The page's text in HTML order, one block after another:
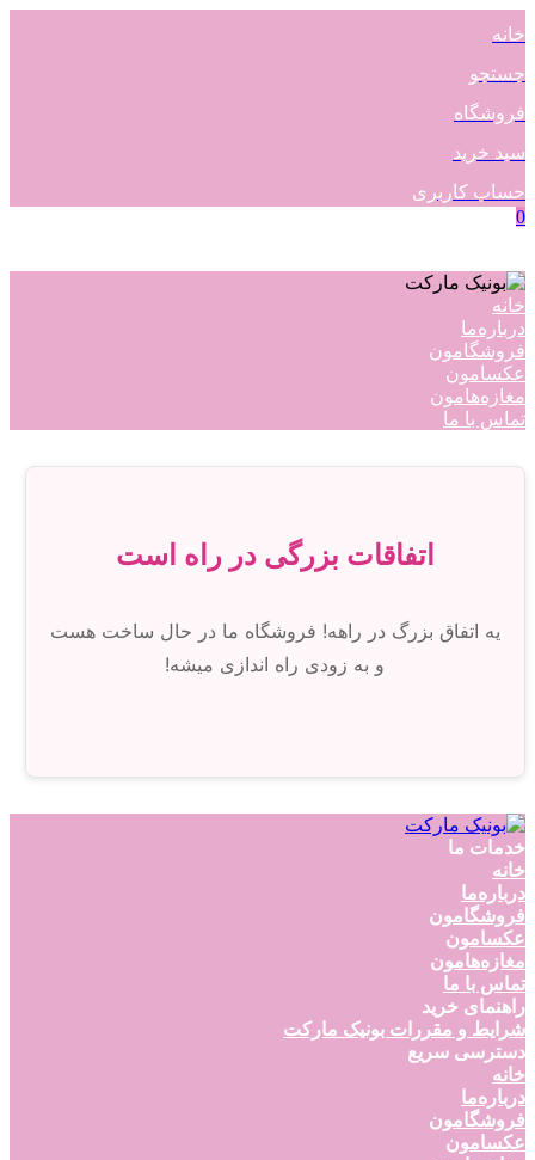
خانه
جستجو
فروشگاه
سبد خرید
حساب کاربری
0
خانه
درباره‌ما
فروشگامون
عکسامون
مغازه‌هامون
تماس با ما
اتفاقات بزرگی در راه است
یه اتفاق بزرگ در راهه! فروشگاه ما در حال ساخت هست
و به زودی راه اندازی میشه!
خدمات ما
خانه
درباره‌ما
فروشگامون
عکسامون
مغازه‌هامون
تماس با ما
راهنمای خرید
شرایط و مقررات بونیک مارکت
دسترسی سریع
خانه
درباره‌ما
فروشگامون
عکسامون